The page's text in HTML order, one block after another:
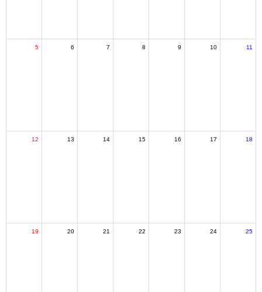
5 6 7 8 9 10 11
12 13 14 15 16 17 18
19 20 21 22 23 24 25